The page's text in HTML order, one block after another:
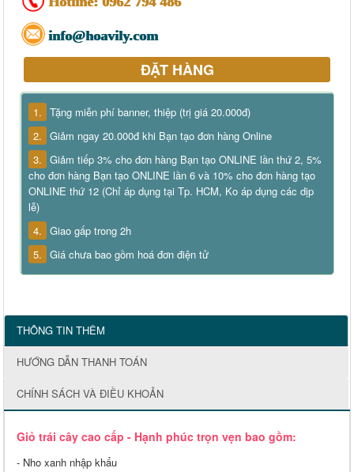
info@hoavily.com
ĐẶT HÀNG
1. Tặng miễn phí banner, thiệp (trị giá 20.000đ)
2. Giảm ngay 20.000đ khi Bạn tạo đơn hàng Online
3. Giảm tiếp 3% cho đơn hàng Bạn tạo ONLINE lần thứ 2, 5%
cho đơn hàng Bạn tạo ONLINE lần 6 và 10% cho đơn hàng tạo
ONLINE thứ 12 (Chỉ áp dụng tại Tp. HCM, Ko áp dụng các dịp
lễ)
4. Giao gấp trong 2h
5. Giá chưa bao gồm hoá đơn điện tử
THÔNG TIN THÊM
HƯỚNG DẪN THANH TOÁN
CHÍNH SÁCH VÀ ĐIỀU KHOẢN
Giỏ trái cây cao cấp - Hạnh phúc trọn vẹn bao gồm:
- Nho xanh nhập khẩu